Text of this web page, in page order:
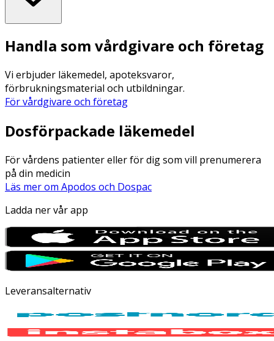
Handla som vårdgivare och företag
Vi erbjuder läkemedel, apoteksvaror,
förbrukningsmaterial och utbildningar.
För vårdgivare och företag
Dosförpackade läkemedel
För vårdens patienter eller för dig som vill prenumerera
på din medicin
Läs mer om Apodos och Dospac
Ladda ner vår app
Leveransalternativ